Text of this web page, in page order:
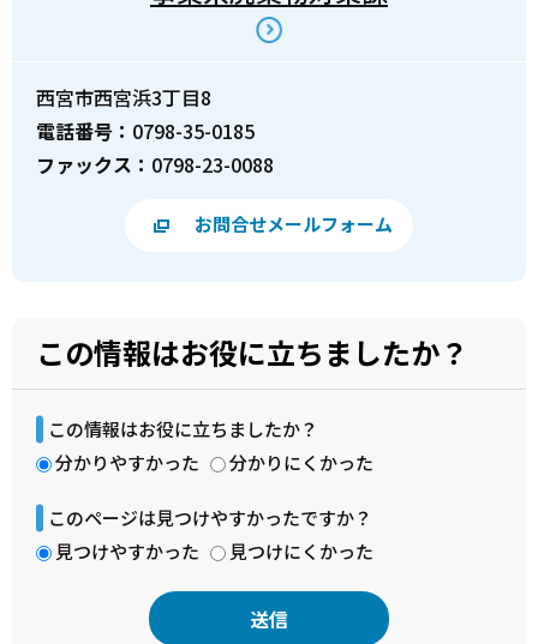
西宮市西宮浜3丁目8
電話番号： 0798-35-0185
ファックス： 0798-23-0088
お問合せメールフォーム
この情報はお役に立ちましたか？
この情報はお役に立ちましたか？
分かりやすかった
分かりにくかった
このページは見つけやすかったですか？
見つけやすかった
見つけにくかった